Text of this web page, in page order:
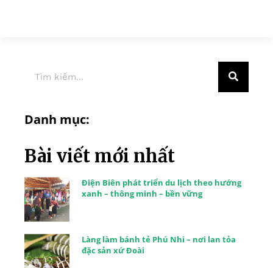
Danh mục:
Bài viết mới nhất
Điện Biên phát triển du lịch theo hướng
xanh – thông minh – bền vững
Làng làm bánh tẻ Phú Nhi – nơi lan tỏa
đặc sản xứ Đoài